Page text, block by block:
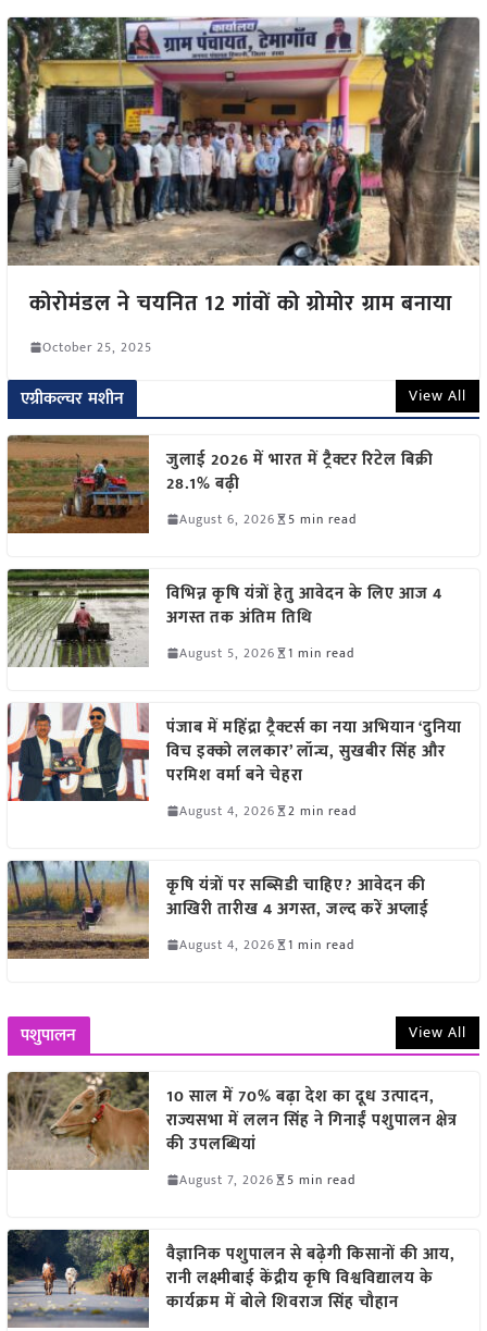
कोरोमंडल ने चयनित 12 गांवों को ग्रोमोर ग्राम बनाया
October 25, 2025
एग्रीकल्चर मशीन View All
जुलाई 2026 में भारत में ट्रैक्टर रिटेल बिक्री
28.1% बढ़ी
August 6, 2026 5 min read
विभिन्न कृषि यंत्रों हेतु आवेदन के लिए आज 4
अगस्त तक अंतिम तिथि
August 5, 2026 1 min read
पंजाब में महिंद्रा ट्रैक्टर्स का नया अभियान ‘दुनिया
विच इक्को ललकार’ लॉन्च, सुखबीर सिंह और
परमिश वर्मा बने चेहरा
August 4, 2026 2 min read
कृषि यंत्रों पर सब्सिडी चाहिए? आवेदन की
आखिरी तारीख 4 अगस्त, जल्द करें अप्लाई
August 4, 2026 1 min read
पशुपालन View All
10 साल में 70% बढ़ा देश का दूध उत्पादन,
राज्यसभा में ललन सिंह ने गिनाईं पशुपालन क्षेत्र
की उपलब्धियां
August 7, 2026 5 min read
वैज्ञानिक पशुपालन से बढ़ेगी किसानों की आय,
रानी लक्ष्मीबाई केंद्रीय कृषि विश्वविद्यालय के
कार्यक्रम में बोले शिवराज सिंह चौहान